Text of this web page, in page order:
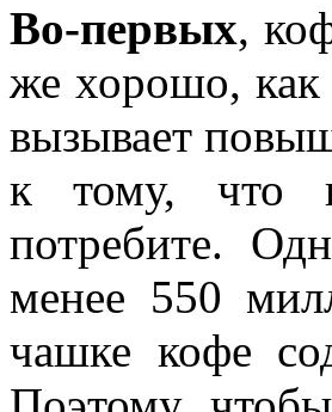
Во-первых,
же хорошо, как
вызывает
к тому, что
потребите.
менее 550
чашке кофе